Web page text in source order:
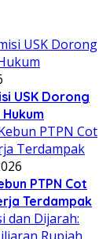
USK Dorong
PTPN Cot
Terdampak